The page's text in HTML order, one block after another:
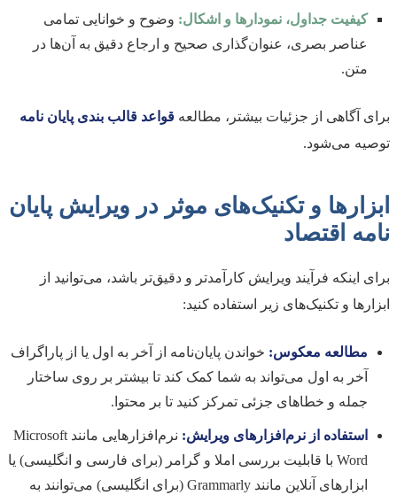
کیفیت جداول، نمودارها و اشکال: وضوح و خوانایی تمامی
عناصر بصری، عنوان‌گذاری صحیح و ارجاع دقیق به آن‌ها در
متن.
برای آگاهی از جزئیات بیشتر، مطالعه قواعد قالب بندی پایان نامه
توصیه می‌شود.
ابزارها و تکنیک‌های موثر در ویرایش پایان
نامه اقتصاد
برای اینکه فرآیند ویرایش کارآمدتر و دقیق‌تر باشد، می‌توانید از
ابزارها و تکنیک‌های زیر استفاده کنید:
مطالعه معکوس: خواندن پایان‌نامه از آخر به اول یا از پاراگراف
آخر به اول می‌تواند به شما کمک کند تا بیشتر بر روی ساختار
جمله و خطاهای جزئی تمرکز کنید تا بر محتوا.
استفاده از نرم‌افزارهای ویرایش:
نرم‌افزارهایی مانند Microsoft
Word با قابلیت بررسی املا و گرامر (برای فارسی و انگلیسی) یا
ابزارهای آنلاین مانند Grammarly (برای انگلیسی) می‌توانند به